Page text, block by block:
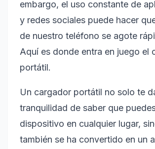
embargo, el uso constante de
y redes sociales puede hacer
de nuestro teléfono se agote
Aquí es donde entra en juego el
portátil.
Un cargador portátil no solo te
tranquilidad de saber que
dispositivo en cualquier lugar,
también se ha convertido en un